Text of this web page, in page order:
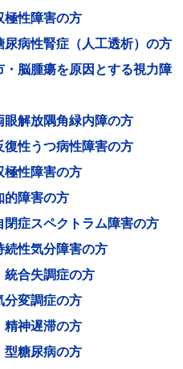
性障害の方
病性腎症（人工透析）の方
脳腫瘍を原因とする視力障
解放隅角緑内障の方
性うつ病性障害の方
性障害の方
障害の方
症スペクトラム障害の方
性気分障害の方
合失調症の方
変調症の方
神遅滞の方
糖尿病の方